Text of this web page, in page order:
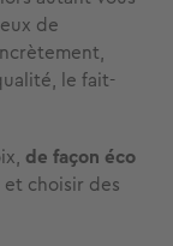
de
le fait-
de façon éco
et choisir des